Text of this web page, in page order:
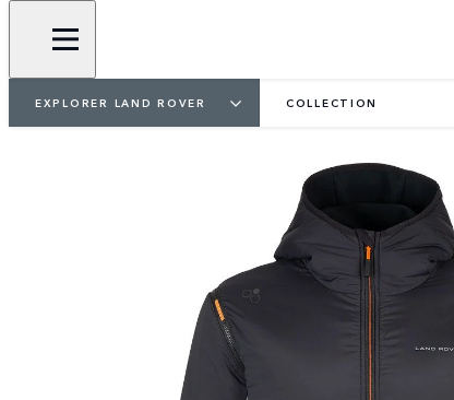
EXPLORER LAND ROVER COLLECTION